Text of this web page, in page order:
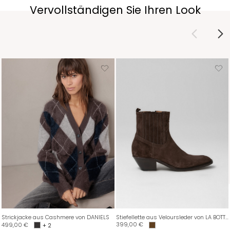
Vervollständigen Sie Ihren Look
Strickjacke aus Cashmere von DANIELS
499,00 € + 2
Stiefellette aus Veloursleder von LA BOTTEGA DI LISA
399,00 €